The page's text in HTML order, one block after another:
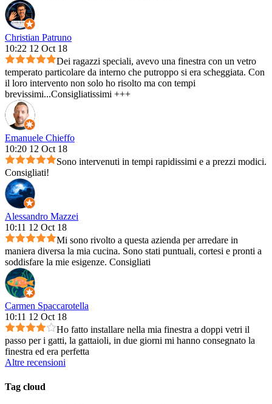
Christian Patruno
10:22 12 Oct 18
Dei ragazzi speciali, avevo una finestra con un vetro
temperato particolare da interno che putroppo si era scheggiata. Con
il loro intervento non solo ho risolto ma con tempi
brevissimi...Consigliatissimi +++
Emanuele Chieffo
10:20 12 Oct 18
Sono intervenuti in tempi rapidissimi e a prezzi modici.
Consigliati!
Alessandro Mazzei
10:11 12 Oct 18
Mi sono rivolto a questa azienda per arredare in
maniera diversa la mia cucina. Sono stati puntuali, cortesi e pronti a
soddisfare la mie esigenze. Consigliati
Carmen Spaccarotella
10:11 12 Oct 18
Ho fatto installare nella mia finestra a doppi vetri il
passo per i gatti, la gattaioli, in due giorni mi hanno consegnato la
finestra ed era perfetta
Altre recensioni
Tag cloud